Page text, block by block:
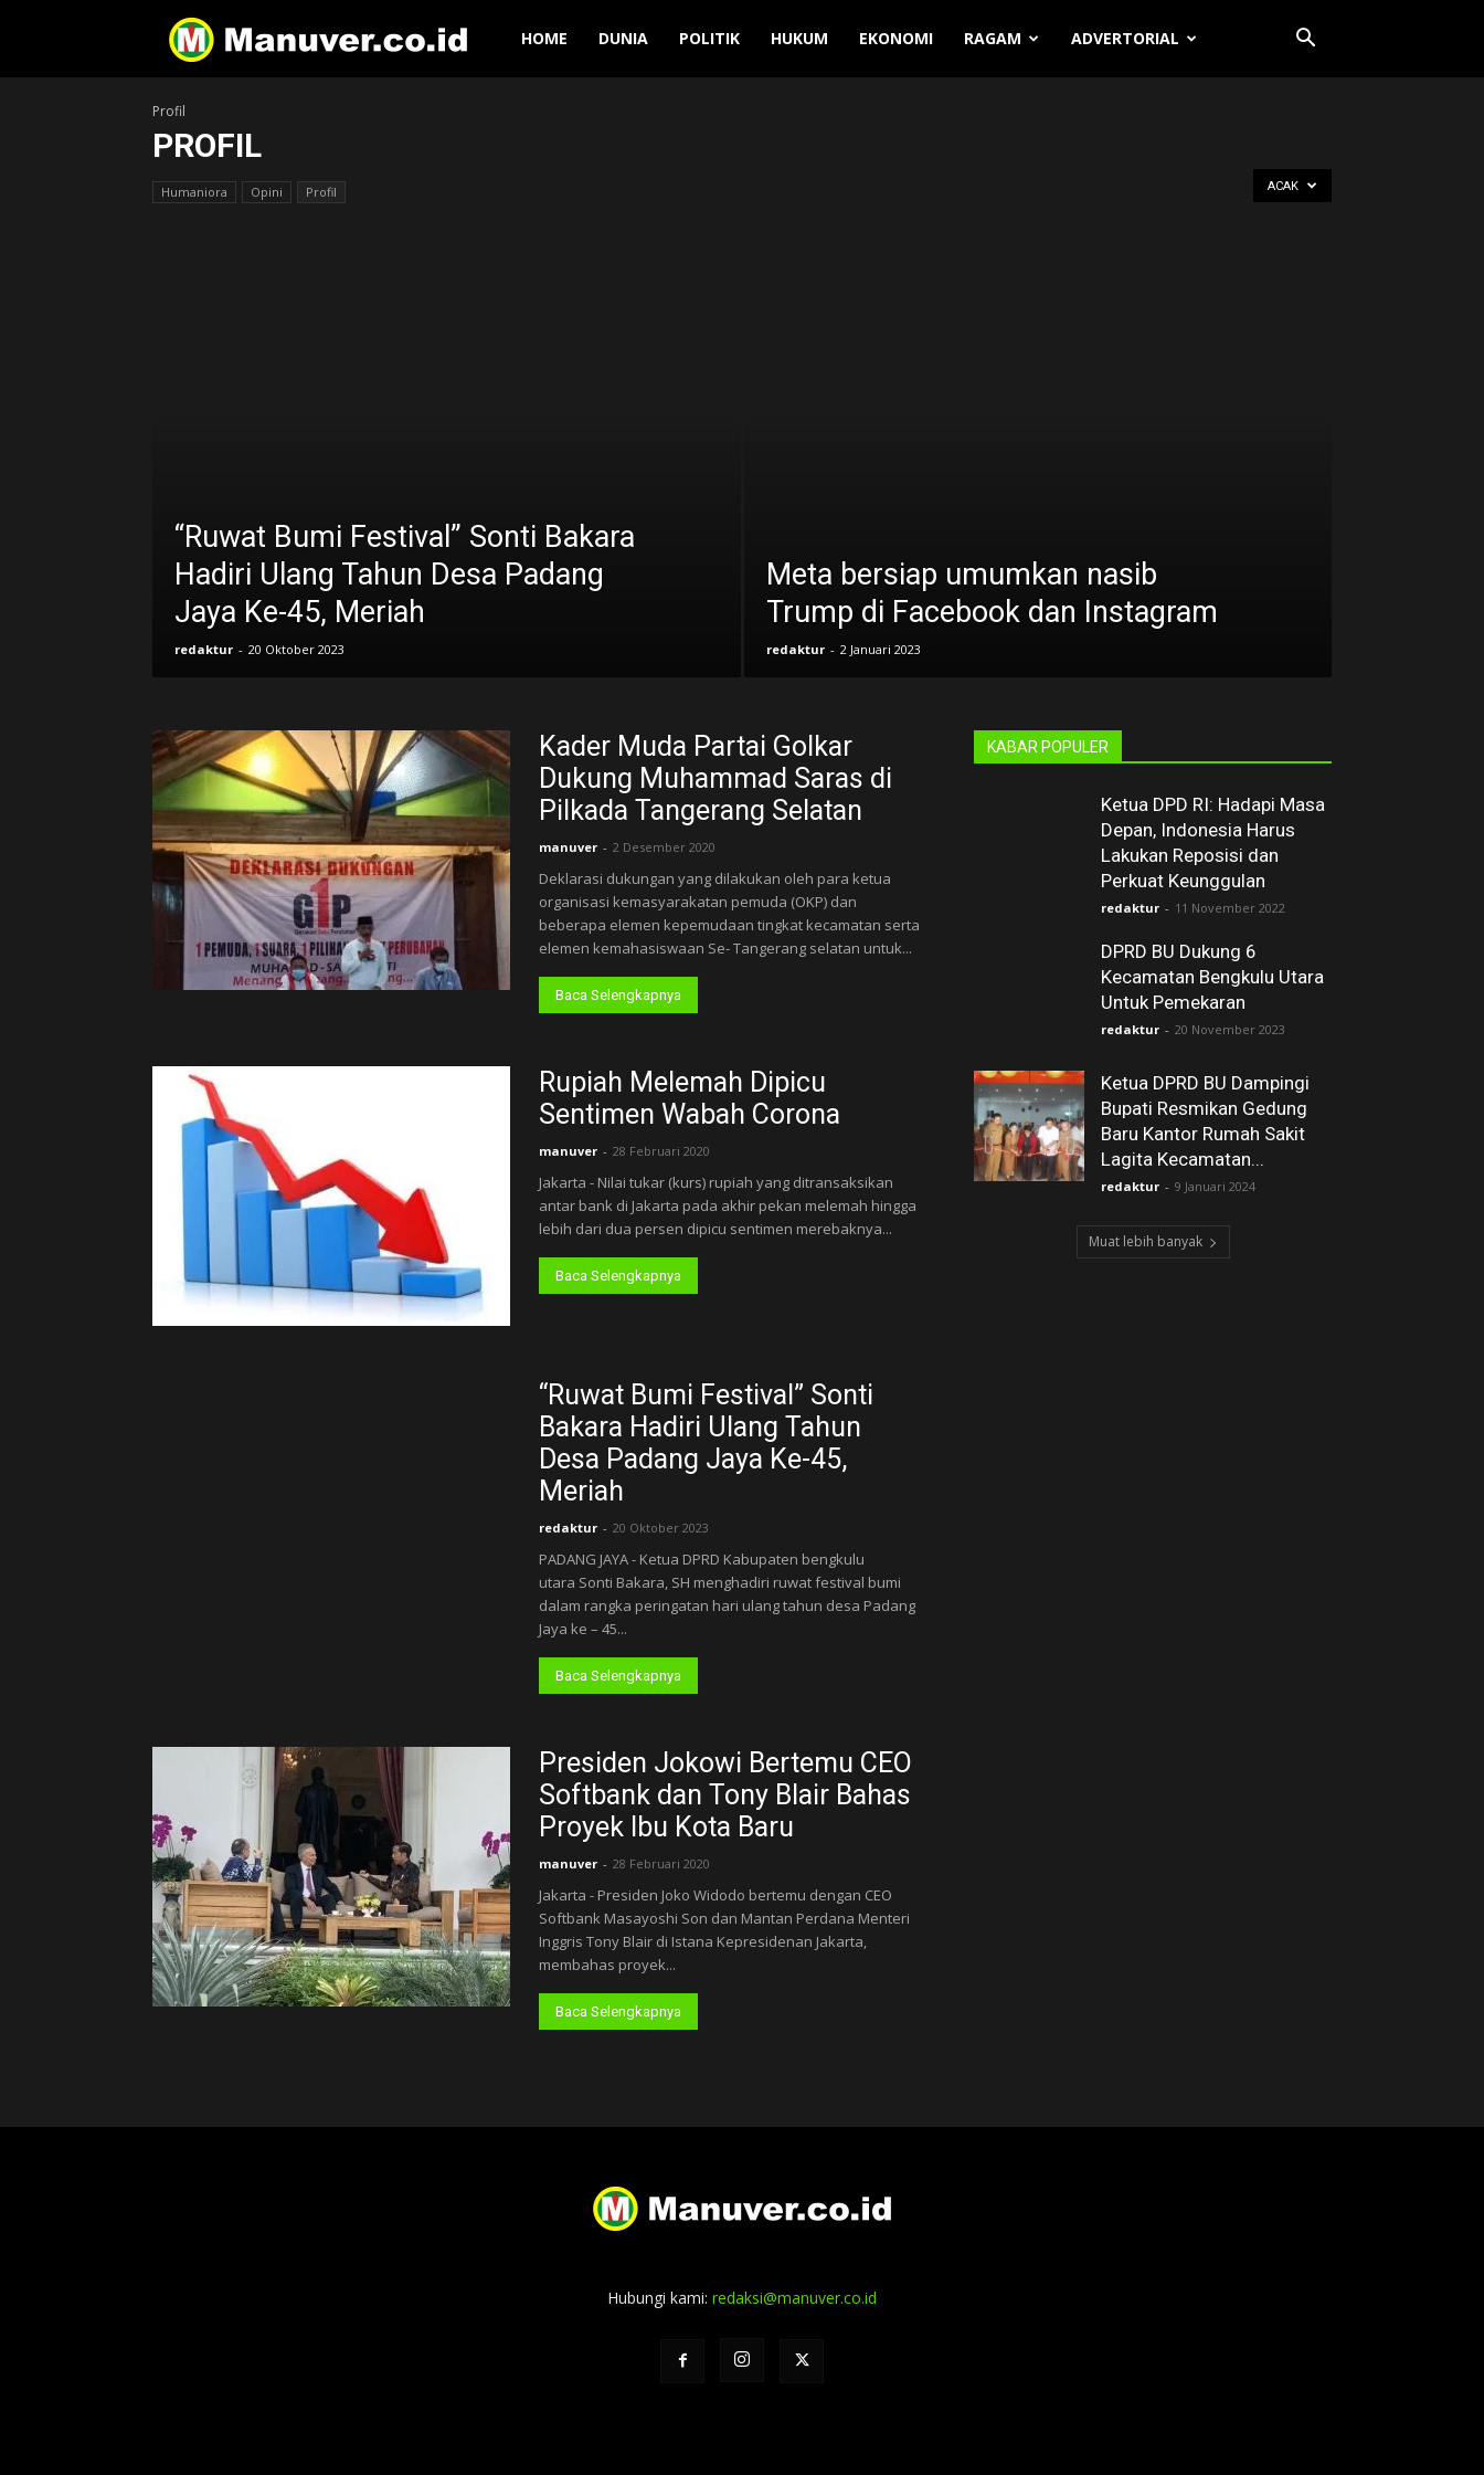
Manuver
HOME DUNIA POLITIK HUKUM EKONOMI RAGAM ADVERTORIAL
Profil
PROFIL
Humaniora Opini Profil ACAK
“Ruwat Bumi Festival” Sonti Bakara
Hadiri Ulang Tahun Desa Padang
Jaya Ke-45, Meriah
redaktur - 20 Oktober 2023
Meta bersiap umumkan nasib
Trump di Facebook dan Instagram
redaktur - 2 Januari 2023
Kader Muda Partai Golkar
Dukung Muhammad Saras di
Pilkada Tangerang Selatan
manuver - 2 Desember 2020
Deklarasi dukungan yang dilakukan oleh para ketua
organisasi kemasyarakatan pemuda (OKP) dan
beberapa elemen kepemudaan tingkat kecamatan serta
elemen kemahasiswaan Se- Tangerang selatan untuk...
Baca Selengkapnya
Rupiah Melemah Dipicu
Sentimen Wabah Corona
manuver - 28 Februari 2020
Jakarta - Nilai tukar (kurs) rupiah yang ditransaksikan
antar bank di Jakarta pada akhir pekan melemah hingga
lebih dari dua persen dipicu sentimen merebaknya...
Baca Selengkapnya
“Ruwat Bumi Festival” Sonti
Bakara Hadiri Ulang Tahun
Desa Padang Jaya Ke-45,
Meriah
redaktur - 20 Oktober 2023
PADANG JAYA - Ketua DPRD Kabupaten bengkulu
utara Sonti Bakara, SH menghadiri ruwat festival bumi
dalam rangka peringatan hari ulang tahun desa Padang
Jaya ke – 45...
Baca Selengkapnya
Presiden Jokowi Bertemu CEO
Softbank dan Tony Blair Bahas
Proyek Ibu Kota Baru
manuver - 28 Februari 2020
Jakarta - Presiden Joko Widodo bertemu dengan CEO
Softbank Masayoshi Son dan Mantan Perdana Menteri
Inggris Tony Blair di Istana Kepresidenan Jakarta,
membahas proyek...
Baca Selengkapnya
KABAR POPULER
Ketua DPD RI: Hadapi Masa
Depan, Indonesia Harus
Lakukan Reposisi dan
Perkuat Keunggulan
redaktur - 11 November 2022
DPRD BU Dukung 6
Kecamatan Bengkulu Utara
Untuk Pemekaran
redaktur - 20 November 2023
Ketua DPRD BU Dampingi
Bupati Resmikan Gedung
Baru Kantor Rumah Sakit
Lagita Kecamatan...
redaktur - 9 Januari 2024
Muat lebih banyak
Hubungi kami: redaksi@manuver.co.id